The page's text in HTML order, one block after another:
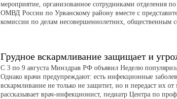
мероприятие, организованное сотрудниками отделения
ОМВД России по Урванскому району вместе с
комиссии по делам несовершеннолетних, общественным
Грудное вскармливание защищает и
С 3 по 9 августа Минздрав РФ объявил Неделю
Однако врачи предупреждают: есть инфекционные
вскармливание не только не защитит, но и передаст их
рассказывает врач-инфекционист, педиатр Центра по